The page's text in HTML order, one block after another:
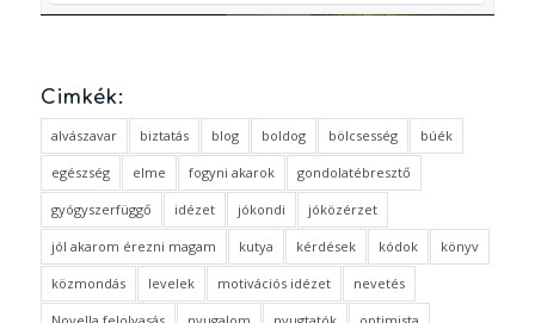
Cimkék:
alvászavar biztatás blog boldog bölcsesség búék
egészség elme fogyni akarok gondolatébresztő
gyógyszerfüggő idézet jókondi jóközérzet
jól akarom érezni magam kutya kérdések kódok könyv
közmondás levelek motivációs idézet nevetés